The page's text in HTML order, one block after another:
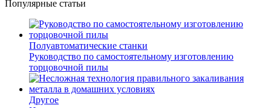
Популярные статьи
Полуавтоматические станки
Руководство по самостоятельному изготовлению
торцовочной пилы
Другое